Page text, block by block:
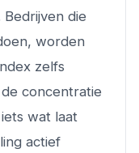
die
worden
zelfs
concentratie
wat laat
actief